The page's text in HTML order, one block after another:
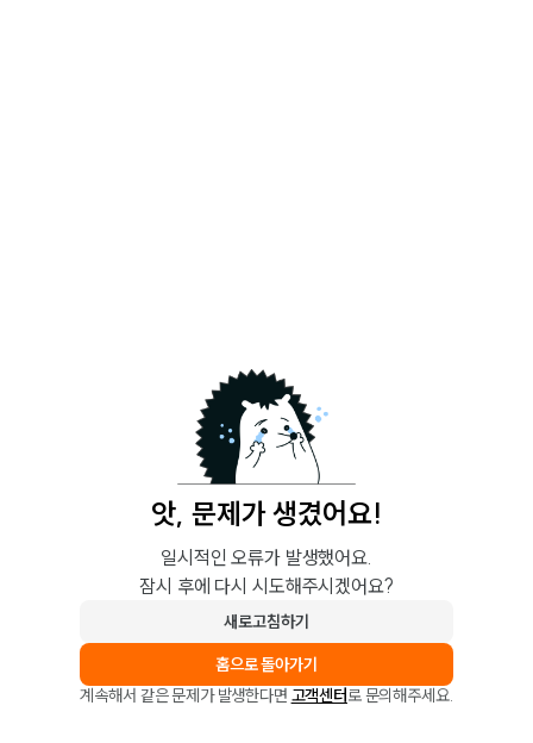
앗, 문제가 생겼어요!
일시적인 오류가 발생했어요.
잠시 후에 다시 시도해주시겠어요?
새로고침하기
홈으로 돌아가기
계속해서 같은 문제가 발생한다면 고객센터로 문의해주세요.